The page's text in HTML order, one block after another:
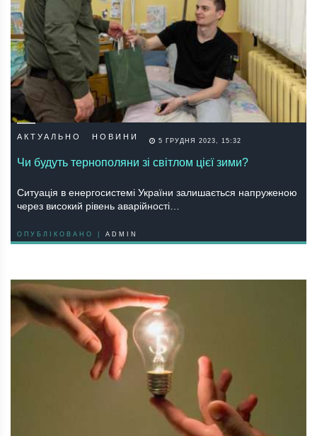
АКТУАЛЬНО НОВИНИ 5 ГРУДНЯ 2023, 15:32
Чи будуть тернополяни зі світлом цієї зими?
Ситуація в енергосистемі України залишається напруженою
через високий рівень аварійності…
ОПУБЛІКОВАНО | ADMIN